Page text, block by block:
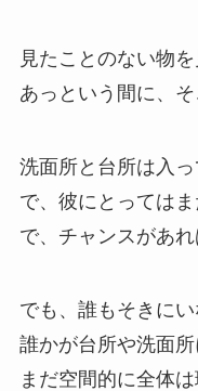
見たことのない物
あっという間に、
洗面所と台所は入
で、彼にとっては
で、チャンスがあれ
でも、誰もそきにい
誰かが台所や洗面所
まだ空間的に全体